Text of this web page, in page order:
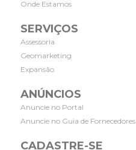
Onde Estamos
SERVIÇOS
Assessoria
Geomarketing
Expansão
ANÚNCIOS
Anuncie no Portal
Anuncie no Guia de Fornecedores
CADASTRE-SE